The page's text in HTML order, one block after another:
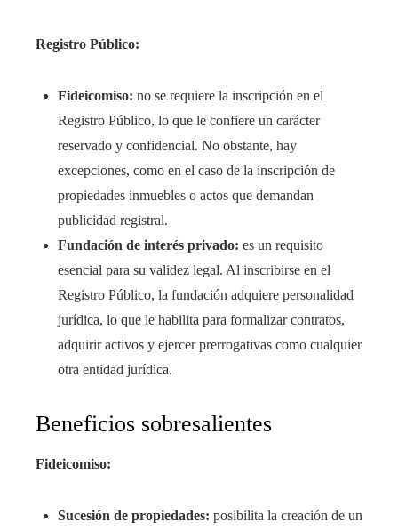
Registro Público:
Fideicomiso: no se requiere la inscripción en el
Registro Público, lo que le confiere un carácter
reservado y confidencial. No obstante, hay
excepciones, como en el caso de la inscripción de
propiedades inmuebles o actos que demandan
publicidad registral.
Fundación de interés privado: es un requisito
esencial para su validez legal. Al inscribirse en el
Registro Público, la fundación adquiere personalidad
jurídica, lo que le habilita para formalizar contratos,
adquirir activos y ejercer prerrogativas como cualquier
otra entidad jurídica.
Beneficios sobresalientes
Fideicomiso:
Sucesión de propiedades: posibilita la creación de un